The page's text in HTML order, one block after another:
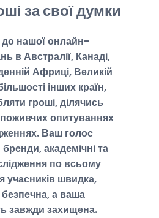
за свої думки
нашої онлайн-
в Австралії, Канаді,
Африці, Великій
інших країн,
гроші, ділячись
опитуваннях
Ваш голос
академічні та
по всьому
учасників швидка,
а ваша
завжди захищена.